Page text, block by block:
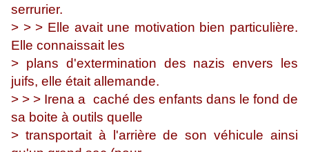
serrurier.
> > > Elle avait une motivation bien particulière.
Elle connaissait les
> plans d'extermination des nazis envers les
juifs, elle était allemande.
> > > Irena a caché des enfants dans le fond de
sa boite à outils quelle
> transportait à l'arrière de son véhicule ainsi